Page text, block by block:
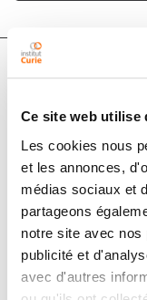
Ce site web utilise
Les cookies nous
et les annonces,
médias sociaux et
partageons
notre site avec
publicité et
avec d'autres
Auteurs
Shunsuke
Résumé
Epithelial cell